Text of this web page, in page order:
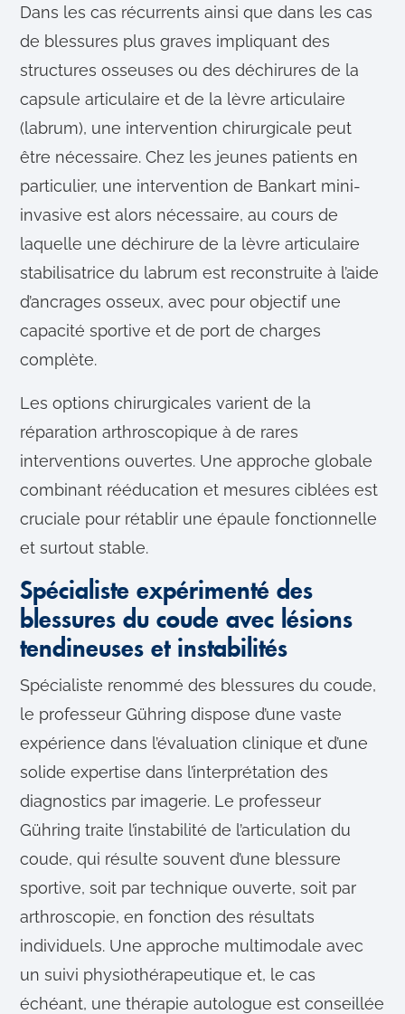
Dans les cas récurrents ainsi que dans les cas
de blessures plus graves impliquant des
structures osseuses ou des déchirures de la
capsule articulaire et de la lèvre articulaire
(labrum), une intervention chirurgicale peut
être nécessaire. Chez les jeunes patients en
particulier, une intervention de Bankart mini-
invasive est alors nécessaire, au cours de
laquelle une déchirure de la lèvre articulaire
stabilisatrice du labrum est reconstruite à l’aide
d’ancrages osseux, avec pour objectif une
capacité sportive et de port de charges
complète.
Les options chirurgicales varient de la
réparation arthroscopique à de rares
interventions ouvertes. Une approche globale
combinant rééducation et mesures ciblées est
cruciale pour rétablir une épaule fonctionnelle
et surtout stable.
Spécialiste expérimenté des
blessures du coude avec lésions
tendineuses et instabilités
Spécialiste renommé des blessures du coude,
le professeur Gühring dispose d’une vaste
expérience dans l’évaluation clinique et d’une
solide expertise dans l’interprétation des
diagnostics par imagerie. Le professeur
Gühring traite l’instabilité de l’articulation du
coude, qui résulte souvent d’une blessure
sportive, soit par technique ouverte, soit par
arthroscopie, en fonction des résultats
individuels. Une approche multimodale avec
un suivi physiothérapeutique et, le cas
échéant, une thérapie autologue est conseillée